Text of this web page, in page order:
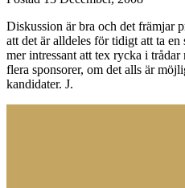
Diskussion är bra och det främjar
att det är alldeles för tidigt att ta
mer intressant att tex rycka i
flera sponsorer, om det alls är
kandidater. J.